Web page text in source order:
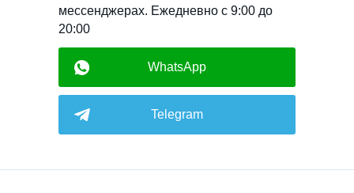
мессенджерах. Ежедневно с 9:00 до
20:00
Telegram
WhatsApp